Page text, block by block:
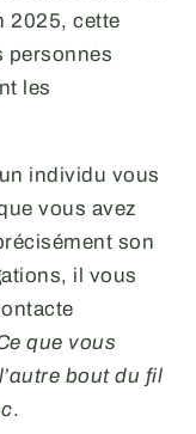
2025, cette
personnes
les
individu vous
vous avez
son
il vous
que vous
bout du fil
.